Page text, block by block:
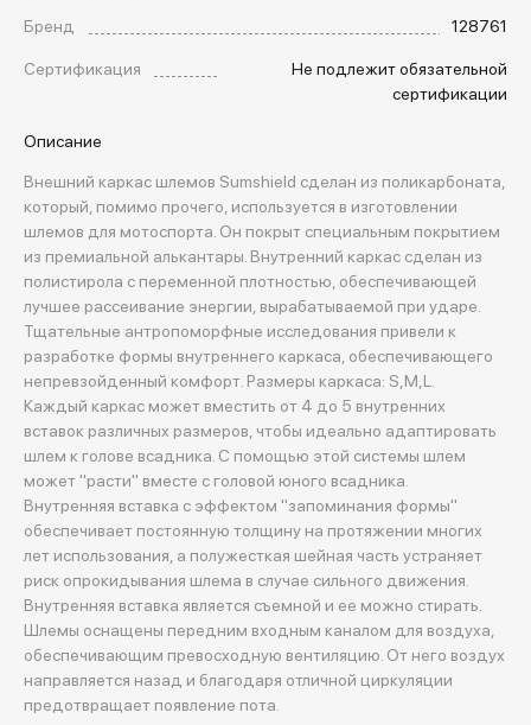
Бренд
128761
Сертификация
Не подлежит обязательной
сертификации
Описание
Внешний каркас шлемов Sumshield сделан из поликарбоната,
который, помимо прочего, используется в изготовлении
шлемов для мотоспорта. Он покрыт специальным покрытием
из премиальной алькантары. Внутренний каркас сделан из
полистирола с переменной плотностью, обеспечивающей
лучшее рассеивание энергии, вырабатываемой при ударе.
Тщательные антропоморфные исследования привели к
разработке формы внутреннего каркаса, обеспечивающего
непревзойденный комфорт. Размеры каркаса: S,M,L.
Каждый каркас может вместить от 4 до 5 внутренних
вставок различных размеров, чтобы идеально адаптировать
шлем к голове всадника. С помощью этой системы шлем
может "расти" вместе с головой юного всадника.
Внутренняя вставка с эффектом "запоминания формы"
обеспечивает постоянную толщину на протяжении многих
лет использования, а полужесткая шейная часть устраняет
риск опрокидывания шлема в случае сильного движения.
Внутренняя вставка является съемной и ее можно стирать.
Шлемы оснащены передним входным каналом для воздуха,
обеспечивающим превосходную вентиляцию. От него воздух
направляется назад и благодаря отличной циркуляции
предотвращает появление пота.